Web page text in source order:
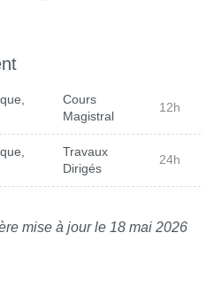
Cours
Magistral
12h
Travaux
Dirigés
24h
mise à jour le 18 mai 2026